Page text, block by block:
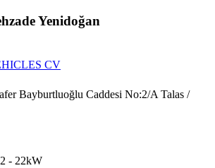
Yenidoğan
CV
Bayburtluoğlu Caddesi No:2/A Talas /
- 22kW